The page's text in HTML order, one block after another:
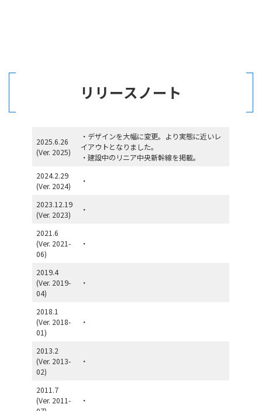
リリースノート
2025.6.26
(Ver. 2025)
・デザインを大幅に変更。より実態に近いレ
イアウトとなりました。
・建設中のリニア中央新幹線を掲載。
2024.2.29
(Ver. 2024)
・
2023.12.19
(Ver. 2023)
・
2021.6
(Ver. 2021-
06)
・
2019.4
(Ver. 2019-
04)
・
2018.1
(Ver. 2018-
01)
・
2013.2
(Ver. 2013-
02)
・
2011.7
(Ver. 2011-
・